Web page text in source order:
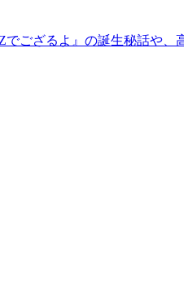
ござるよ』の誕生秘話や、